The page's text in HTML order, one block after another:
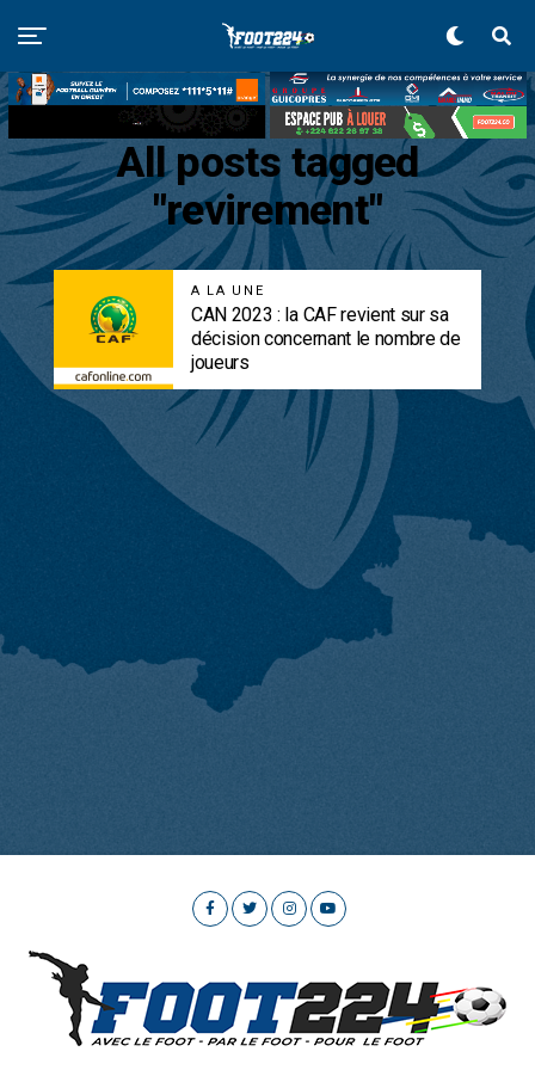
All posts tagged
"revirement"
A LA UNE
CAN 2023 : la CAF revient sur sa
décision concernant le nombre de
joueurs